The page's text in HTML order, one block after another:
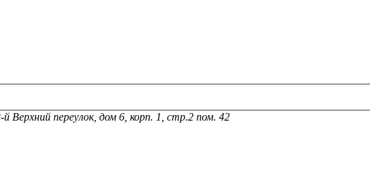
Верхний переулок, дом 6, корп. 1, стр.2 пом. 42